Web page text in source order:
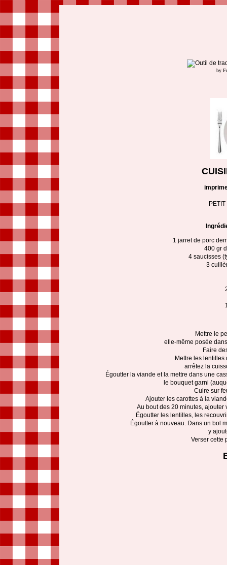
by
1 jarret de porc
400 gr
4 saucisses
3
Mettre le
elle-même posée
Faire
Mettre les
arrêtez la
Égoutter la viande et la mettre dans une
le bouquet garni
Cuire sur
Ajouter les carottes à la
Au bout des 20 minutes,
Égoutter les lentilles, les
Égoutter à nouveau. Dans un bol
y
Verser cette